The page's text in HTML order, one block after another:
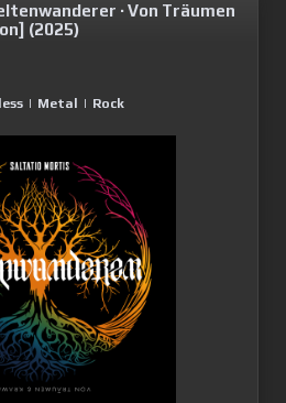
· Von Träumen
(2025)
| Metal | Rock